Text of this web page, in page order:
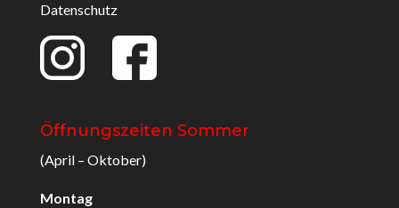
Datenschutz
Öffnungszeiten Sommer
(April – Oktober)
Montag